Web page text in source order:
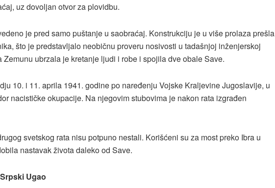
uz dovoljan otvor za plovidbu.
je pred samo puštanje u saobraćaj. Konstrukciju je u više prolaza prešla
što je predstavljalo neobičnu proveru nosivosti u tadašnjoj inženjerskoj
Zemunu ubrzala je kretanje ljudi i robe i spojila dve obale Save.
10. i 11. aprila 1941. godine po naređenju Vojske Kraljevine Jugoslavije, u
nacističke okupacije. Na njegovim stubovima je nakon rata izgrađen
svetskog rata nisu potpuno nestali. Korišćeni su za most preko Ibra u
nastavak života daleko od Save.
Ugao